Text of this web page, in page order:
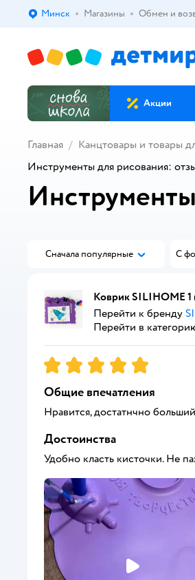
Выбор адреса доставки.
Минск Магазины Обмен и
Акции
Главная Канцтовары и товары
Инструменты для рисования:
Сначала популярные С
Коврик SILIHOME 1
Перейти к бренду
Перейти в
Рейтинг:5
Общие впечатления
Нравится, достатнчно
Достоинства
Удобно класть кисточки. Не